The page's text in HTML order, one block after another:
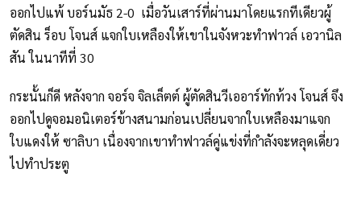
ออกไปแพ้ บอร์นมัธ 2-0 เมื่อวันเสาร์ที่ผ่านมาโดยแรกทีเดียวผู้
ตัดสิน ร็อบ โจนส์ แจกใบเหลืองให้เขาในจังหวะทำฟาวล์ เอวานิล
สัน ในนาทีที่ 30
กระนั้นก็ดี หลังจาก จอร์จ จิลเล็ตต์ ผู้ตัดสินวีเออาร์ทักท้วง โจนส์ จึง
ออกไปดูจอมอนิเตอร์ข้างสนามก่อนเปลี่ยนจากใบเหลืองมาแจก
ใบแดงให้ ซาลิบา เนื่องจากเขาทำฟาวล์คู่แข่งที่กำลังจะหลุดเดี่ยว
ไปทำประตู